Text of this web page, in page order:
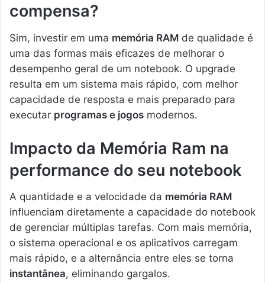
compensa?
Sim, investir em uma memória RAM de qualidade é
uma das formas mais eficazes de melhorar o
desempenho geral de um notebook. O upgrade
resulta em um sistema mais rápido, com melhor
capacidade de resposta e mais preparado para
executar programas e jogos modernos.
Impacto da Memória Ram na
performance do seu notebook
A quantidade e a velocidade da memória RAM
influenciam diretamente a capacidade do notebook
de gerenciar múltiplas tarefas. Com mais memória,
o sistema operacional e os aplicativos carregam
mais rápido, e a alternância entre eles se torna
instantânea, eliminando gargalos.